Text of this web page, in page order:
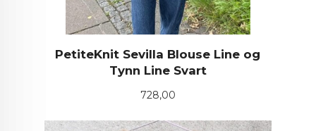
PetiteKnit Sevilla Blouse Line og
Tynn Line Svart
Pris
728,00